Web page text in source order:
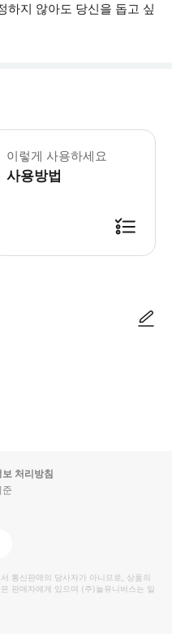
하지 않아도 당신을 돕고 싶
후 최대 12시간까지 항공편 이
이렇게 사용하세요
사용방법
처리방침
준
통신판매의 당사자가 아니므로, 상품의
판매자에게 있으며 (주)놀유니버스는 일